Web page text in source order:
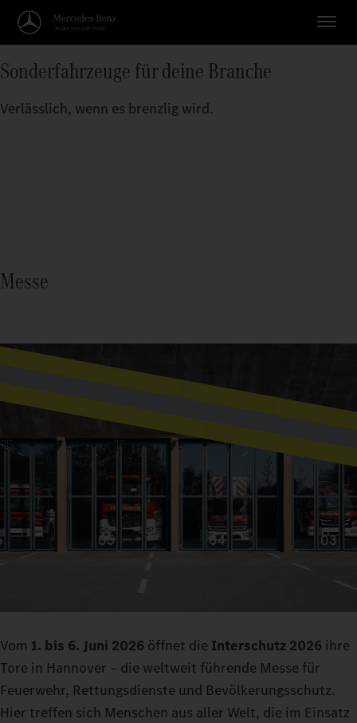
Sonderfahrzeuge für deine Branche
Verlässlich, wenn es brenzlig wird.
Messe
Vom 1. bis 6. Juni 2026 öffnet die Interschutz 2026 ihre
Tore in Hannover – die weltweit führende Messe für
Feuerwehr, Rettungsdienste und Bevölkerungsschutz.
Hier treffen sich Menschen aus aller Welt, die im Einsatz